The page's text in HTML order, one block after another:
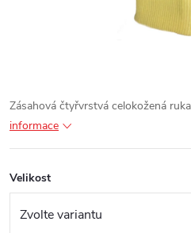
Zásahová čtyřvrstvá celokožená
informace
Velikost